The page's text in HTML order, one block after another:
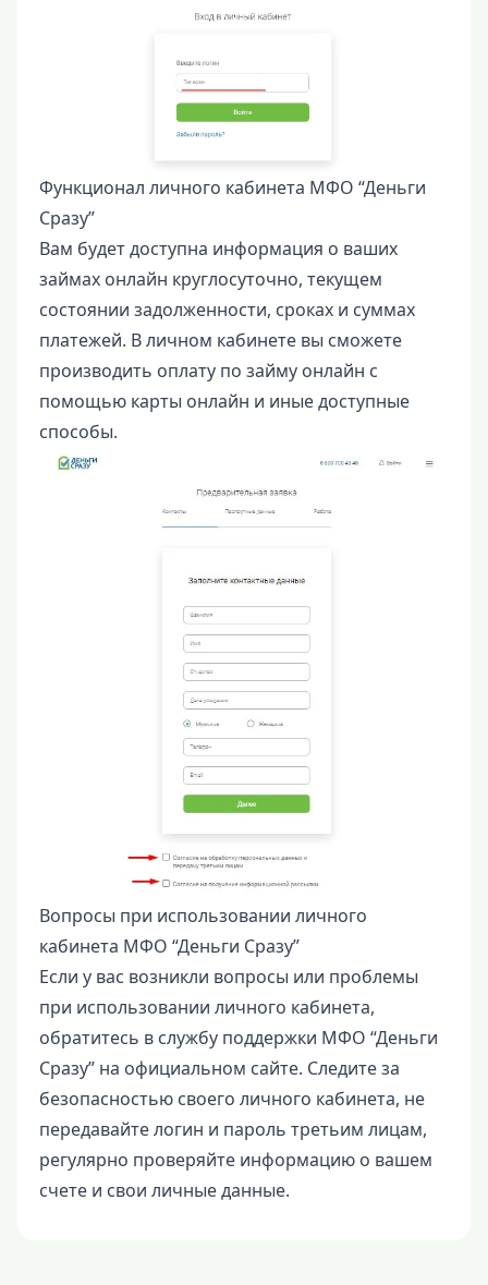
Функционал личного кабинета МФО “Деньги
Сразу”
Вам будет доступна информация о ваших
займах онлайн круглосуточно, текущем
состоянии задолженности, сроках и суммах
платежей. В личном кабинете вы сможете
производить оплату по займу онлайн с
помощью карты онлайн и иные доступные
способы.
Вопросы при использовании личного
кабинета МФО “Деньги Сразу”
Если у вас возникли вопросы или проблемы
при использовании личного кабинета,
обратитесь в службу поддержки МФО “Деньги
Сразу” на официальном сайте. Следите за
безопасностью своего личного кабинета, не
передавайте логин и пароль третьим лицам,
регулярно проверяйте информацию о вашем
счете и свои личные данные.